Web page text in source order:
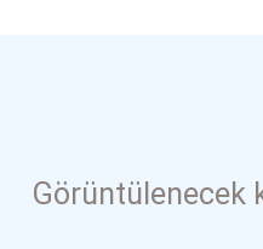
Görüntülenecek